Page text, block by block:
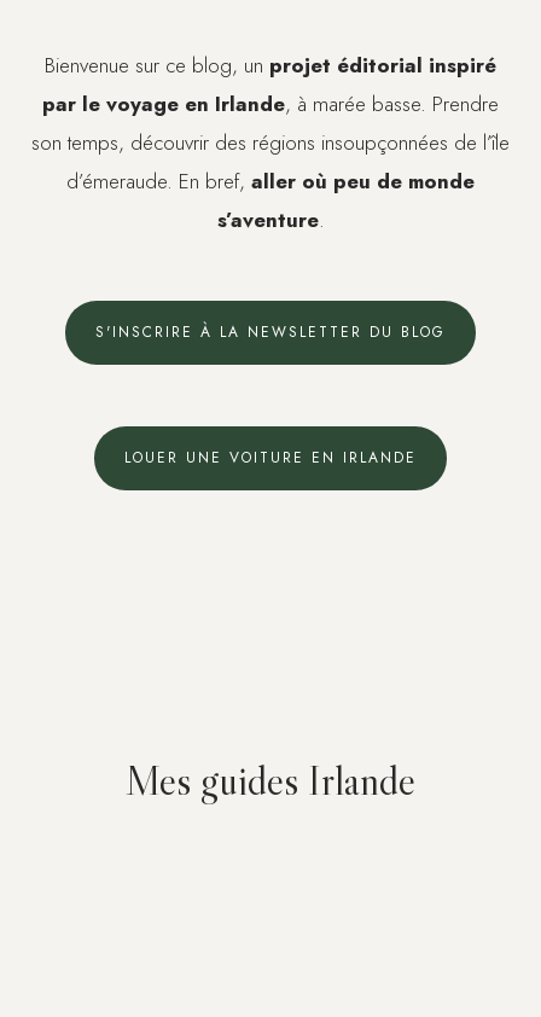
Bienvenue sur ce blog, un projet éditorial inspiré
par le voyage en Irlande, à marée basse. Prendre
son temps, découvrir des régions insoupçonnées de l’île
d’émeraude. En bref, aller où peu de monde
s’aventure.
S'INSCRIRE À LA NEWSLETTER DU BLOG
LOUER UNE VOITURE EN IRLANDE
Mes guides Irlande